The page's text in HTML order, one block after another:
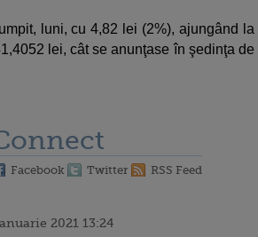
luni, cu 4,82 lei (2%), ajungând la
lei, cât se anunţase în şedinţa de
Facebook Twitter RSS Feed
2021 13:24